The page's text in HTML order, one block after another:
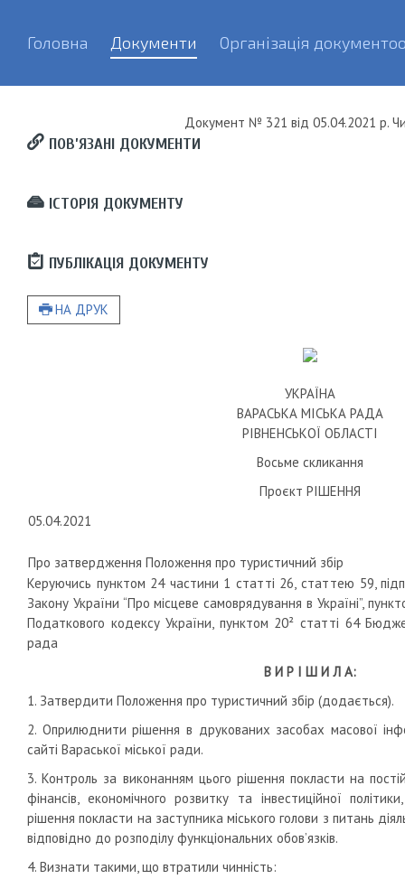
Головна Документи Організація
Документ № 321 від 05.04.2021 р.
ПОВ’ЯЗАНІ ДОКУМЕНТИ
ІСТОРІЯ ДОКУМЕНТУ
ПУБЛІКАЦІЯ ДОКУМЕНТУ
НА ДРУК
УКРАЇНА
ВАРАСЬКА МІСЬКА РАДА
РІВНЕНСЬКОЇ ОБЛАСТІ
Восьме скликання
Проєкт РІШЕННЯ
05.04.2021
Про затвердження Положення про туристичний збір
Керуючись пунктом 24 частини 1 статті 26, статтею 59,
Закону України “Про місцеве самоврядування в Україні”,
Податкового кодексу України, пунктом 20² статті 64
рада
В И Р І Ш И Л А:
1. Затвердити Положення про туристичний збір (додається).
2. Оприлюднити рішення в друкованих засобах масової
сайті Вараської міської ради.
3. Контроль за виконанням цього рішення покласти на
фінансів, економічного розвитку та інвестиційної
рішення покласти на заступника міського голови з питань
відповідно до розподілу функціональних обов’язків.
4. Визнати такими, що втратили чинність: